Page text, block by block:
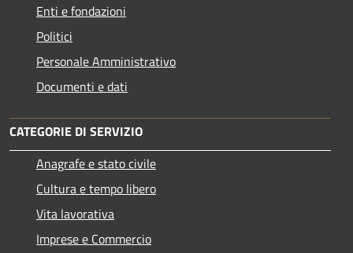
Enti e fondazioni
Politici
Personale Amministrativo
Documenti e dati
CATEGORIE DI SERVIZIO
Anagrafe e stato civile
Cultura e tempo libero
Vita lavorativa
Imprese e Commercio